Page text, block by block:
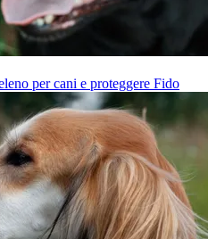
per cani e proteggere Fido